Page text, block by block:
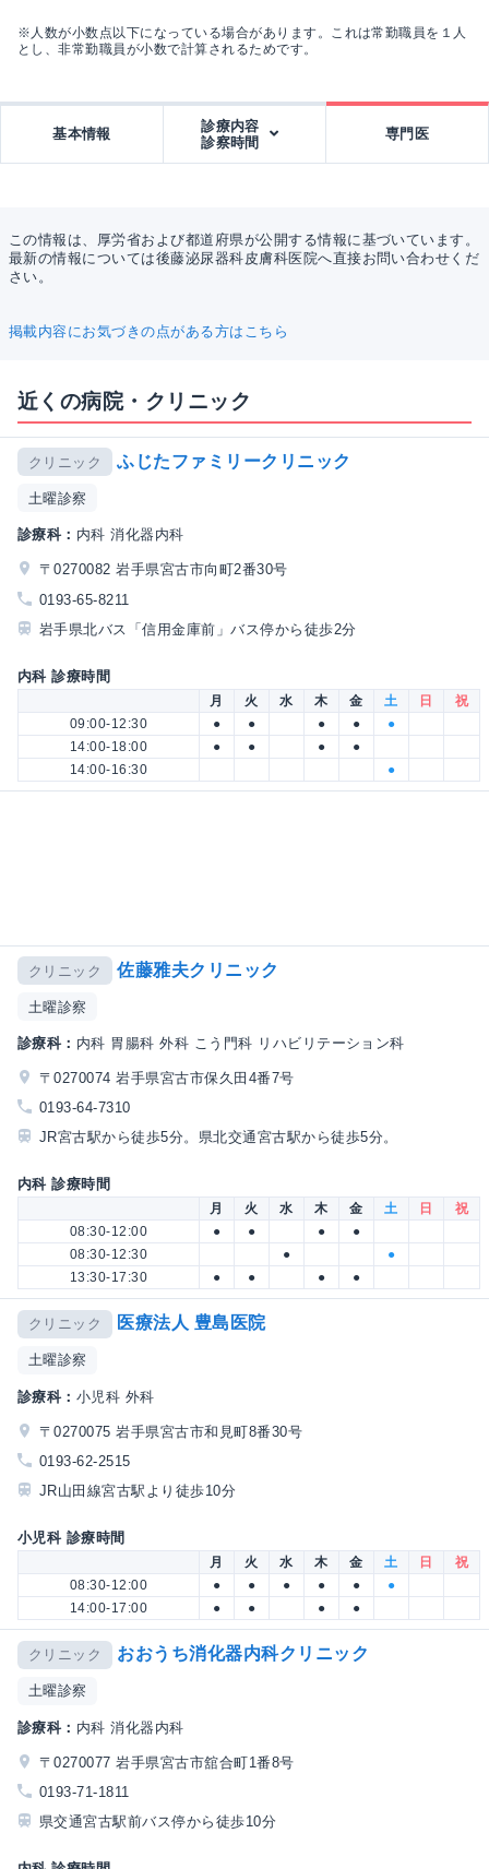
※人数が小数点以下になっている場合があります。これは常勤職員を１人
とし、非常勤職員が小数で計算されるためです。
基本情報
診療内容
診察時間
専門医
この情報は、厚労省および都道府県が公開する情報に基づいています。
最新の情報については後藤泌尿器科皮膚科医院へ直接お問い合わせくだ
さい。
掲載内容にお気づきの点がある方はこちら
近くの病院・クリニック
クリニック ふじたファミリークリニック
土曜診察
診療科： 内科 消化器内科
〒0270082 岩手県宮古市向町2番30号
0193-65-8211
岩手県北バス「信用金庫前」バス停から徒歩2分
内科 診療時間
月 火 水 木 金 土 日
祝
09:00-12:30
● ● ● ●
●
14:00-18:00
● ● ●
●
14:00-16:30
●
クリニック 佐藤雅夫クリニック
土曜診察
診療科： 内科 胃腸科 外科 こう門科 リハビリテーション科
〒0270074 岩手県宮古市保久田4番7号
0193-64-7310
JR宮古駅から徒歩5分。県北交通宮古駅から徒歩5分。
内科 診療時間
月 火 水 木 金 土 日
祝
08:30-12:00
● ● ●
●
08:30-12:30
●
●
13:30-17:30
● ● ● ●
クリニック 医療法人 豊島医院
土曜診察
診療科： 小児科 外科
〒0270075 岩手県宮古市和見町8番30号
0193-62-2515
JR山田線宮古駅より徒歩10分
小児科 診療時間
月 火 水 木 金 土 日
祝
08:30-12:00
● ● ● ● ●
●
14:00-17:00
● ● ● ●
クリニック おおうち消化器内科クリニック
土曜診察
診療科： 内科 消化器内科
〒0270077 岩手県宮古市舘合町1番8号
0193-71-1811
県交通宮古駅前バス停から徒歩10分